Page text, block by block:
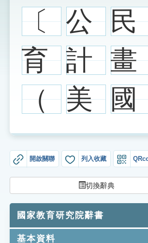
網站導覽
生字詞彙表
成語故事
單字索引
生命大百科索引
遊戲專區
教學應用
〔 公 民
育 計 畫
（ 美 國
開啟關聯 列入收藏
切換辭典
國家教育研究院辭書
基本資料